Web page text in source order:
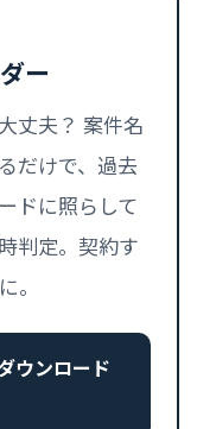
ー
丈夫？ 案件名
だけで、過去
ドに照らして
判定。契約す
。
ウンロード